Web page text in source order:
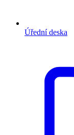
Úřední deska